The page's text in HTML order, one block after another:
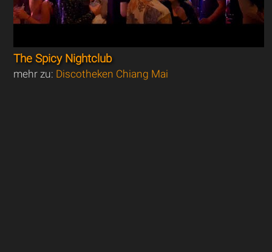
The Spicy Nightclub
mehr zu: Discotheken Chiang Mai